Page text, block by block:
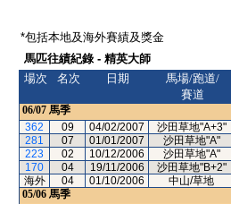
*包括本地及海外賽績及獎金
馬匹往績紀錄 - 精英大師
場次
名次 日期
馬場/跑道/
賽道
06/07 馬季
362
09 04/02/2007 沙田草地"A+3"
281
07 01/01/2007 沙田草地"A"
223
02 10/12/2006 沙田草地"A"
170
04 19/11/2006 沙田草地"B+2"
海外
04 01/10/2006 中山/草地
05/06 馬季